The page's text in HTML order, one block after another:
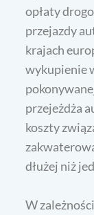
opłaty
przejazdy
krajach
wykupienie
przejeżdża
koszty
dłużej niż
W